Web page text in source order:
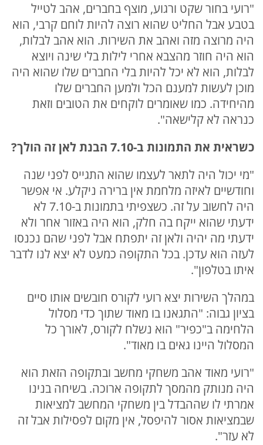
"רועי בחור שקט ורגוע, מוצף בחברים, אהב לטייל
בטבע אבל החליט שהוא רוצה להיות לוחם קרבי, הוא
היה מרוצה מזה ואהב את השירות. הוא אהב לבלות,
הוא היה חוזר מהצבא אחרי לילות בלי שינה ויוצא
לבלות, הוא לא יכל להיות בלי החברים שלו שהוא היה
מוכן לעשות למענם הכל ולמען החברים שלו
מהיחידה. כמו שאומרים לוקחים את הטובים וזאת
כנראה לא קלישאה".
כשראית את התמונות ב-7.10 הבנת לאן זה הולך?
"מי יכול היה לתאר לעצמו שהוא התגייס לפני שנה
וחודשיים לאיזה מלחמת אין ברירה ניקלע. אי אפשר
היה לחשוב על זה. כשצפיתי בתמונות ב-7.10 לא
ידעתי שהוא ייקח בה חלק, הוא היה באזור אחר ולא
ידעתי מה יהיה ולאן זה יתפתח אבל לפני שהם נכנסו
לעזה הוא עדכן. בכל התקופה כמעט לא יצא לנו לדבר
איתו בטלפון".
במהלך השירות יצא רועי לקורס חובשים אותו סיים
בציון גבוה: "התגאנו בו מאוד שתוך כדי מסלול
הלחימה ב"כפיר" הוא נשלח לקורס, לאורך כל
המסלול היינו גאים בו מאוד".
"רועי מאוד אהב משחקי מחשב ובתקופה הזאת הוא
היה מנותק מהמסך לתקופה ארוכה. בשיחה בנינו
אמרתי לו שההבדל בין משחקי המחשב למציאות
שבמציאות אסור להיפסל, אין מקום לפסילות אבל זה
לא עזר".